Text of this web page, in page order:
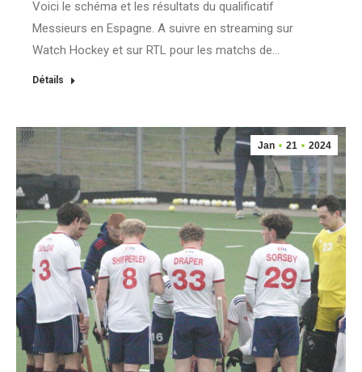
Voici le schéma et les résultats du qualificatif
Messieurs en Espagne. A suivre en streaming sur
Watch Hockey et sur RTL pour les matchs de…
Détails
Jan 21 2024